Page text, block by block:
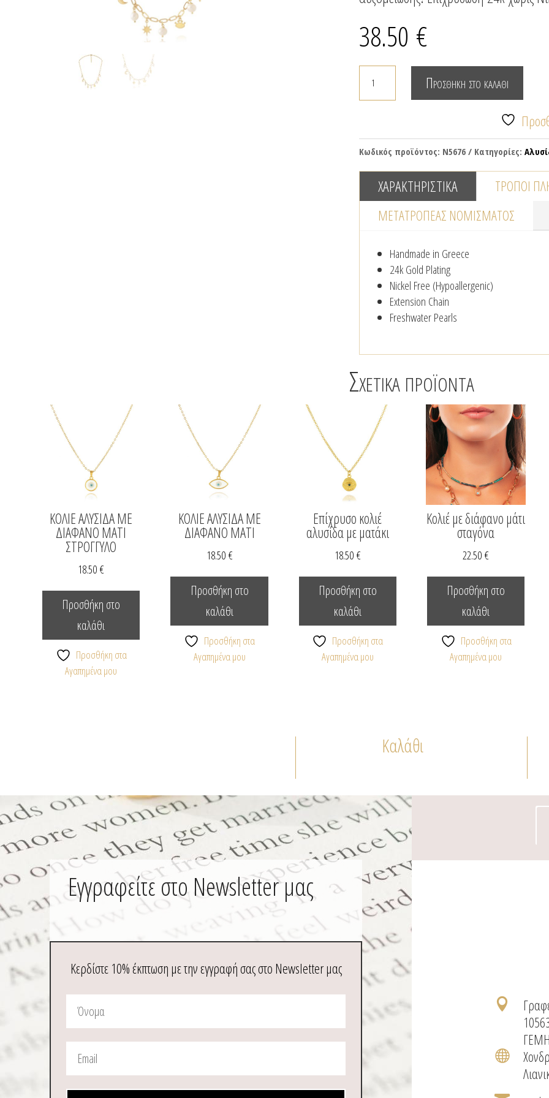
38.50 €
Κολιέ
αλυσίδα
με
στοιχεία
&
μαργαριτάρια
ποσότητα
Προσθήκη στο καλάθι
Κωδικός προϊόντος: N5676 Κατηγορίες:
ΧΑΡΑΚΤΗΡΙΣΤΙΚΆ ΤΡΌΠΟΙ
ΜΕΤΑΤΡΟΠΈΑΣ NΟΜΊΣΜΑΤΟΣ
Handmade in Greece
24k Gold Plating
Nickel Free (Hypoallergenic)
Extension Chain
Freshwater Pearls
Σχετικά προϊόντα
ΚΟΛΙΕ ΑΛΥΣΙΔΑ ΜΕ
ΔΙΑΦΑΝΟ ΜΑΤΙ
ΣΤΡΟΓΓΥΛΟ
18.50€
Προσθήκη στο
καλάθι
Προσθήκη στα
Αγαπημένα μου
ΚΟΛΙΕ ΑΛΥΣΙΔΑ ΜΕ
ΔΙΑΦΑΝΟ ΜΑΤΙ
18.50€
Προσθήκη στο
καλάθι
Προσθήκη στα
Αγαπημένα μου
Επίχρυσο κολιέ
αλυσίδα με ματάκι
18.50€
Προσθήκη στο
καλάθι
Προσθήκη στα
Αγαπημένα μου
Κολιέ με διάφανο μάτι
σταγόνα
22.50€
Προσθήκη στο
καλάθι
Προσθήκη στα
Αγαπημένα μου
Καλάθι
Εγγραφείτε στο Newsletter μας
Κερδίστε 10% έκπτωση με την εγγραφή σας στο Newsletter μας

